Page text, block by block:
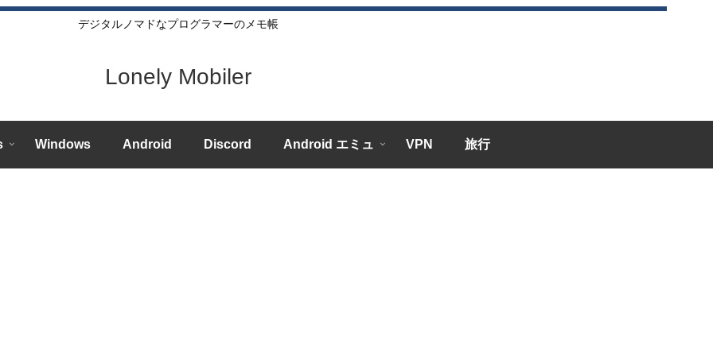
デジタルノマドなプログラマーのメモ帳
Lonely Mobiler
Windows Android Discord Android エミュ VPN 旅行